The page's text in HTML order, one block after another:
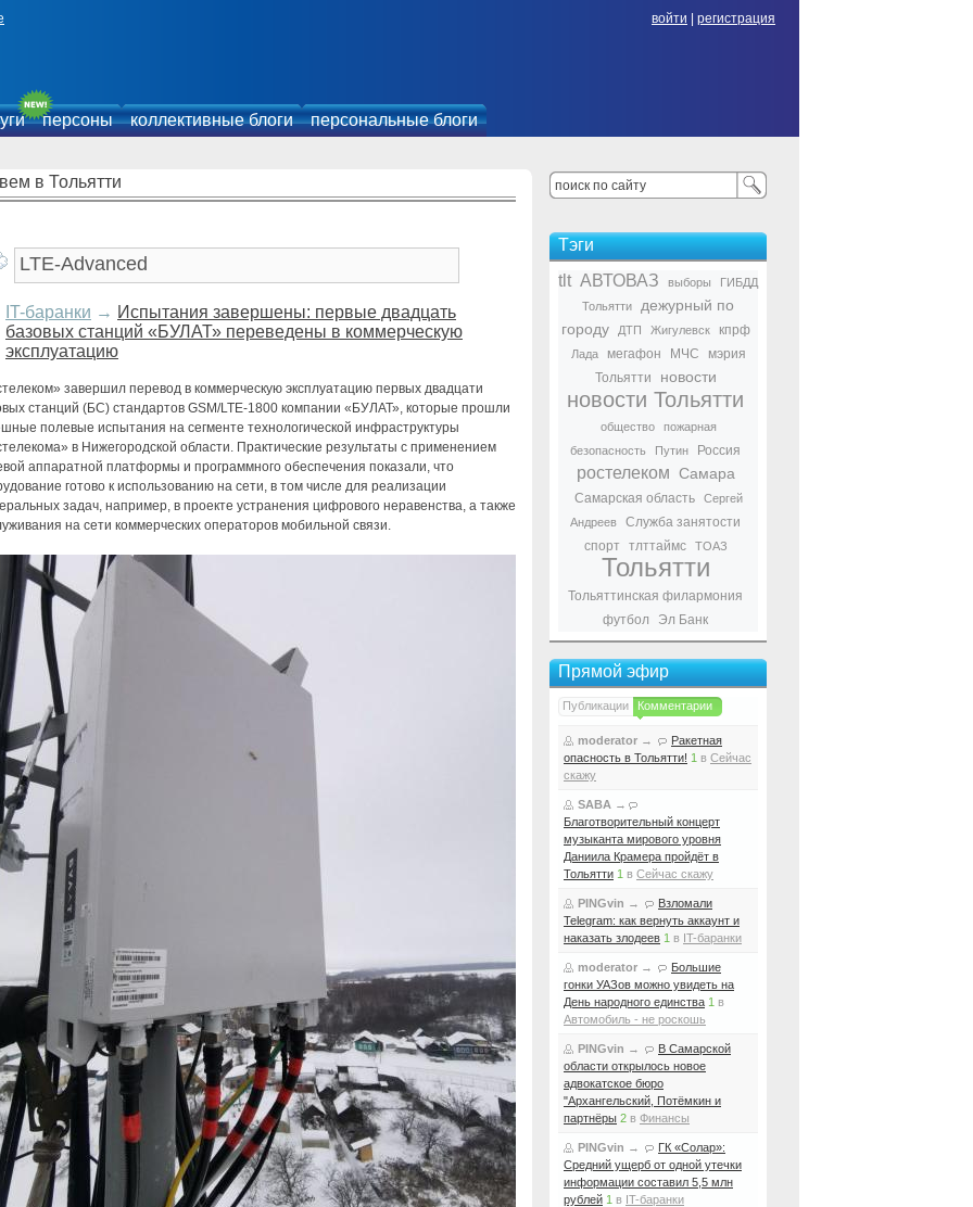
войти регистрация
персоны коллективные блоги персональные блоги
в Тольятти
IT-баранки → Испытания завершены: первые двадцать
базовых станций «БУЛАТ» переведены в коммерческую
эксплуатацию
завершил перевод в коммерческую эксплуатацию первых двадцати
станций (БС) стандартов GSM/LTE-1800 компании «БУЛАТ», которые прошли
полевые испытания на сегменте технологической инфраструктуры
в Нижегородской области. Практические результаты с применением
аппаратной платформы и программного обеспечения показали, что
готово к использованию на сети, в том числе для реализации
задач, например, в проекте устранения цифрового неравенства, а также
на сети коммерческих операторов мобильной связи.
Тэги
tlt АВТОВАЗ выборы
ГИБДД
Тольятти
дежурный по
городу
ДТП Жигулевск кпрф
Лада мегафон МЧС
мэрия
Тольятти
новости
новости Тольятти
общество
пожарная
безопасность
Путин Россия
ростелеком Самара
Самарская область
Сергей
Андреев
Служба занятости
спорт
тлттаймс ТОАЗ
Тольятти
Тольяттинская филармония
футбол
Эл Банк
Прямой эфир
Публикации Комментарии
moderator →
Ракетная
опасность в Тольятти! 1 в Сейчас
скажу
SABA →
Благотворительный концерт
музыканта мирового уровня
Даниила Крамера пройдёт в
Тольятти 1 в Сейчас скажу
PINGvin →
Взломали
Telegram: как вернуть аккаунт и
наказать злодеев 1 в IT-баранки
moderator →
Большие
гонки УАЗов можно увидеть на
День народного единства 1 в
Автомобиль - не роскошь
PINGvin →
В Самарской
области открылось новое
адвокатское бюро
"Архангельский, Потёмкин и
партнёры 2 в Финансы
PINGvin →
ГК «Солар»:
Средний ущерб от одной утечки
информации составил 5,5 млн
рублей 1 в IT-баранки